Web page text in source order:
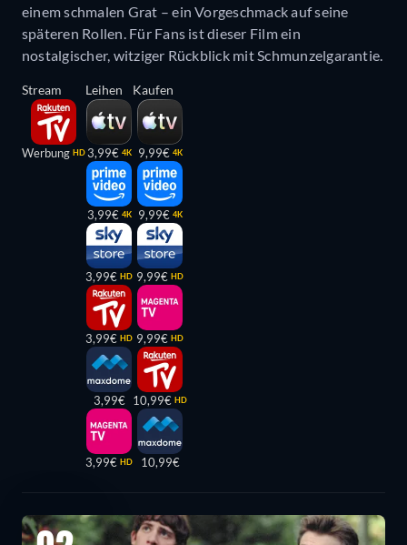
einem schmalen Grat – ein Vorgeschmack auf seine
späteren Rollen. Für Fans ist dieser Film ein
nostalgischer, witziger Rückblick mit Schmunzelgarantie.
Stream
Werbung HD
Leihen
3,99€ 4K
3,99€ 4K
3,99€ HD
3,99€ HD
3,99€
3,99€ HD
Kaufen
9,99€ 4K
9,99€ 4K
9,99€ HD
9,99€ HD
10,99€ HD
10,99€